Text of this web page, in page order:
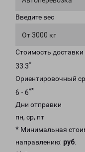
Введите вес
От 3000 кг
Стоимость
33.3*
Ориентировочный
6 - 6**
Дни отправки
пн, ср, пт
* Минимальная
направлению: руб.